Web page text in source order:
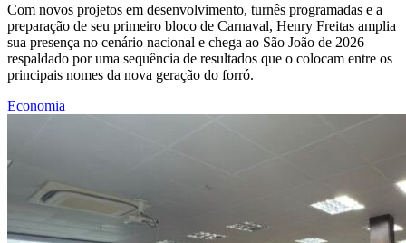
Com novos projetos em desenvolvimento, turnês programadas e a
preparação de seu primeiro bloco de Carnaval, Henry Freitas amplia
sua presença no cenário nacional e chega ao São João de 2026
respaldado por uma sequência de resultados que o colocam entre os
principais nomes da nova geração do forró.
Economia